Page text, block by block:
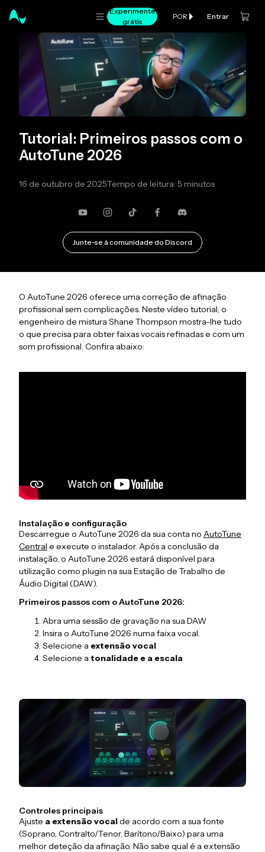
Experimente
grátis
POR Entrar
Tutorial: Primeiros passos com o
AutoTune 2026
16 de outubro de 2025Tempo de leitura: 5 minutos
YouTubeInstagram
TikTokFacebook
Discórdia
Junte-se à comunidade do Discord
O AutoTune 2026 oferece uma correção de afinação
profissional sem complicações. Neste vídeo tutorial, o
engenheiro de mistura Shane Thompson mostra-lhe tudo
o que precisa para obter faixas vocais refinadas e com um
som profissional. Confira abaixo:
Instalação e configuração
Descarregue o AutoTune 2026 da sua conta no AutoTune
Central e execute o instalador. Após a conclusão da
instalação, o AutoTune 2026 estará disponível para
utilização como plugin na sua Estação de Trabalho de
Áudio Digital (DAW).
Primeiros passos com o AutoTune 2026:
Abra uma sessão de gravação na sua DAW
Insira o AutoTune 2026 numa faixa vocal.
Selecione a extensão vocal
Selecione a tonalidade e a escala
Controles principais
Ajuste a extensão vocalde acordo com a sua fonte
(Soprano, Contralto/Tenor, Barítono/Baixo) para uma
melhor deteção da afinação. Não sabe qual é a extensão